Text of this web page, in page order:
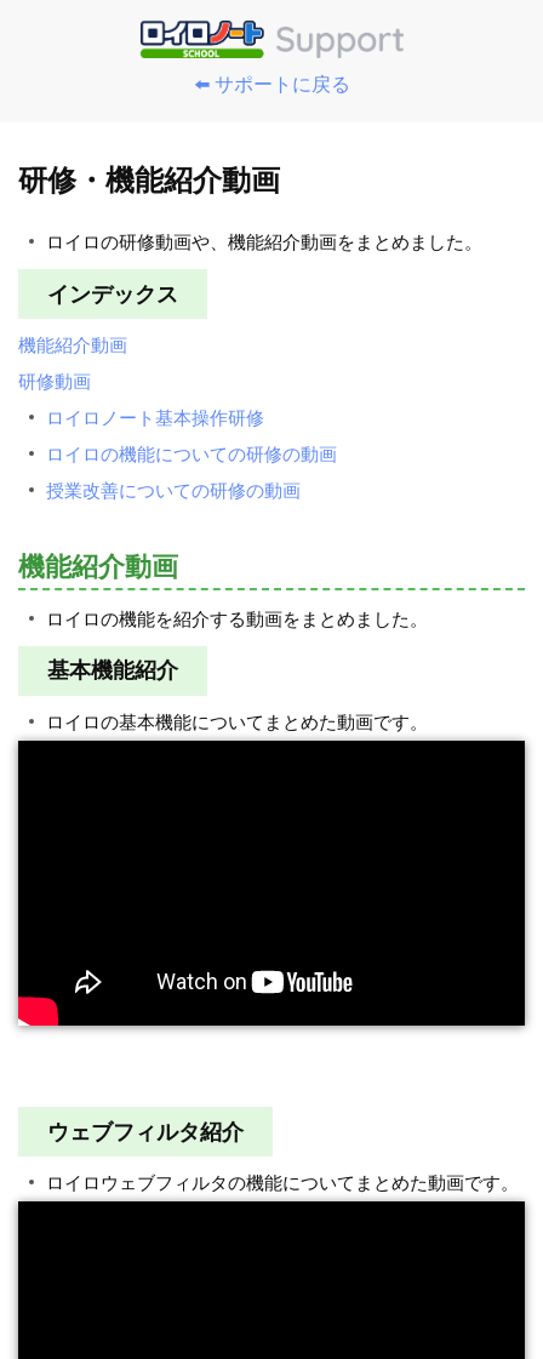
⬅️ サポートに戻る
研修・機能紹介動画
ロイロの研修動画や、機能紹介動画をまとめました。
インデックス
機能紹介動画
研修動画
ロイロノート基本操作研修
ロイロの機能についての研修の動画
授業改善についての研修の動画
機能紹介動画
ロイロの機能を紹介する動画をまとめました。
基本機能紹介
ロイロの基本機能についてまとめた動画です。
ウェブフィルタ紹介
ロイロウェブフィルタの機能についてまとめた動画です。